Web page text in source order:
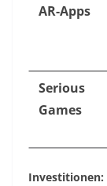
AR-Apps
Serious
Games
Investitionen: